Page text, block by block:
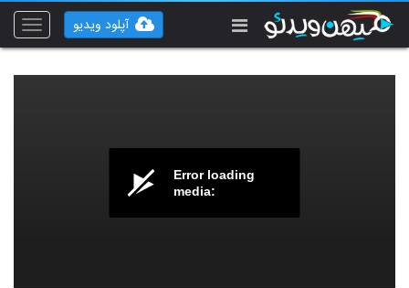
Toggle
آپلود ویدیو
Error loading
media: